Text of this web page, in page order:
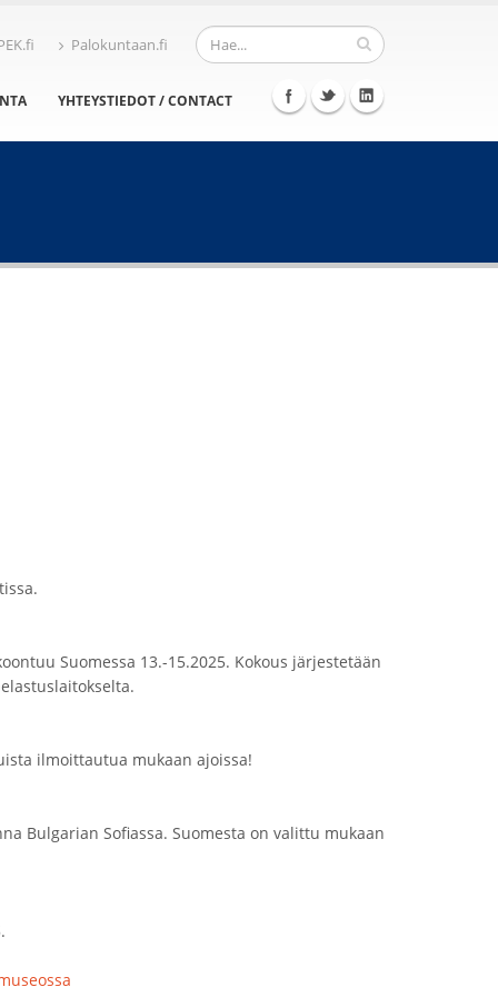
Palokuntaan.fi
YHTEYSTIEDOT / CONTACT
Suomessa 13.-15.2025. Kokous järjestetään
ilmoittautua mukaan ajoissa!
Bulgarian Sofiassa. Suomesta on valittu mukaan